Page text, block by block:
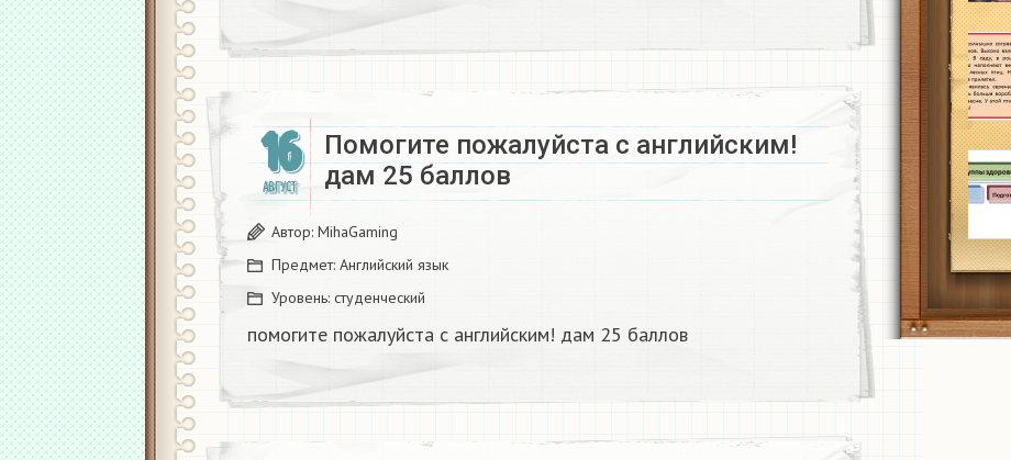
16
АВГУСТ
Помогите пожалуйста с английским!
дам 25 баллов
Автор: MihaGaming
Предмет: Английский язык
Уровень: студенческий
помогите пожалуйста с английским! дам 25 баллов